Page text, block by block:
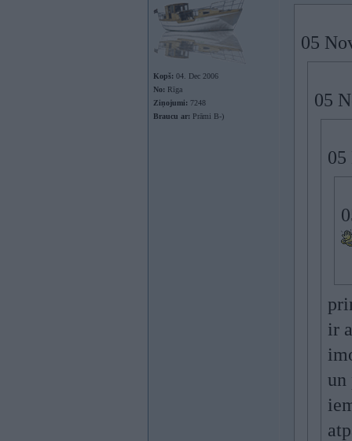
Kopš: 04. Dec 2006
No: Rīga
Ziņojumi: 7248
Braucu ar: Prāmi B-)
05
05
05
ir
un